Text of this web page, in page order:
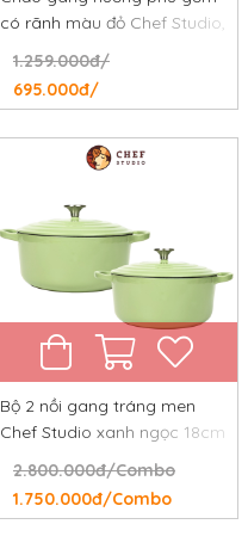
có rãnh màu đỏ Chef Studio,
đường kính 24 cm
1.259.000đ/
695.000đ/
Bộ 2 nồi gang tráng men
Chef Studio xanh ngọc 18cm
2.800.000đ/Combo
1.750.000đ/Combo